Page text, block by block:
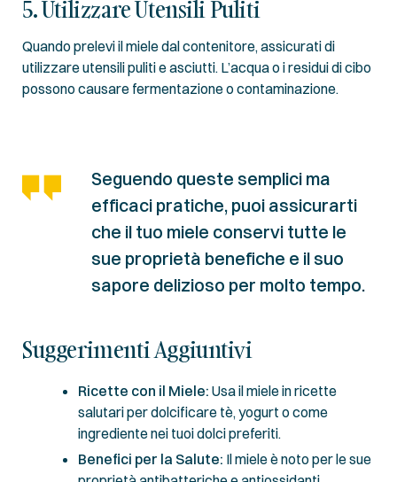
5. Utilizzare Utensili Puliti
Quando prelevi il miele dal contenitore, assicurati di
utilizzare utensili puliti e asciutti. L’acqua o i residui di cibo
possono causare fermentazione o contaminazione.
Seguendo queste semplici ma
efficaci pratiche, puoi assicurarti
che il tuo miele conservi tutte le
sue proprietà benefiche e il suo
sapore delizioso per molto tempo.
Suggerimenti Aggiuntivi
Ricette con il Miele: Usa il miele in ricette
salutari per dolcificare tè, yogurt o come
ingrediente nei tuoi dolci preferiti.
Benefici per la Salute: Il miele è noto per le sue